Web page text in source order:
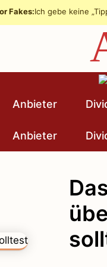
Fakes:Ich gebe keine
Anbieter
Anbieter